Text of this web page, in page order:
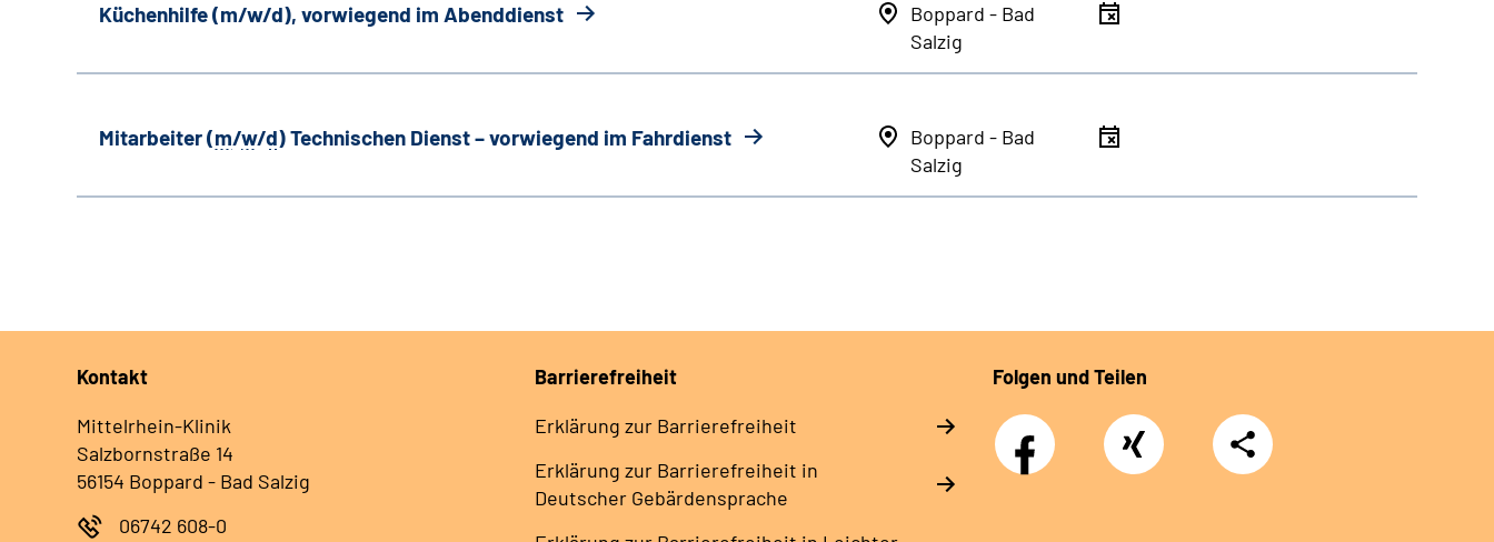
Küchenhilfe (m/w/d), vorwiegend im Abenddienst
Boppard - Bad
Salzig
Mitarbeiter (m/w/d) Technischen Dienst – vorwiegend im Fahrdienst
Boppard - Bad
Salzig
Kontakt
Mittelrhein-Klinik
Salzbornstraße 14
56154 Boppard - Bad Salzig
06742 608-0
Barrierefreiheit
Erklärung zur Barrierefreiheit
Erklärung zur Barrierefreiheit in
Deutscher Gebärdensprache
Folgen und Teilen
Facebook Xing
Teilen